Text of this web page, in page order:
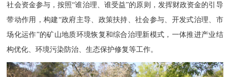
社会资金参与，按照“谁治理、谁受益”的原则，发挥财政资金的引导
带动作用，构建“政府主导、政策扶持、社会参与、开发式治理、市
场化运作”的矿山地质环境恢复和综合治理新模式，一体推进产业结
构优化、环境污染防治、生态保护修复等工作。